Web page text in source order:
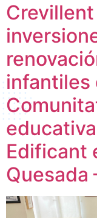
infantiles
Edificant
Quesada